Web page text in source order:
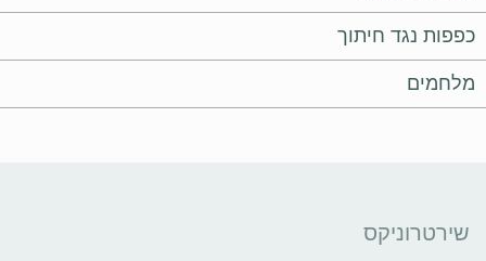
כפפות נגד חיתוך
מלחמים
שירטרוניקס